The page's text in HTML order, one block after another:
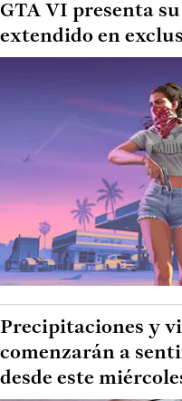
GTA VI presenta
extendido en
Precipitaciones y
comenzarán a
desde este